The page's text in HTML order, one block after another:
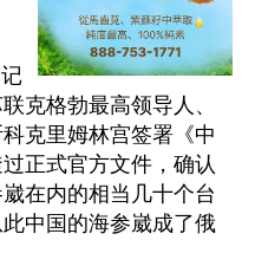
克格勃最高领导人、
克里姆林宫签署《中
正式官方文件，确认
在内的相当几十个台
中国的海参崴成了俄